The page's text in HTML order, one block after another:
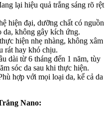
lại hiệu quả trắng sáng rõ rệt
hiện đại, dưỡng chất có nguồn
da, không gây kích ứng.
hiện nhẹ nhàng, không xâm
rát hay khó chịu.
dài từ 6 tháng đến 1 năm, tùy
sóc da sau khi thực hiện.
hợp với mọi loại da, kể cả da
Nano: